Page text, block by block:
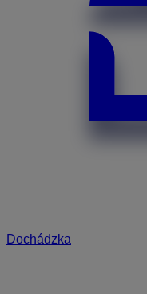
Dochádzka